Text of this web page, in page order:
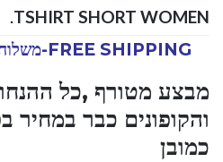
TSHIRT SHORT WOMEN
.
FREE SHIPPING-משלוח חינם
מבצע מטורף ,כל
והקופונים כבר במחיר
כמובן